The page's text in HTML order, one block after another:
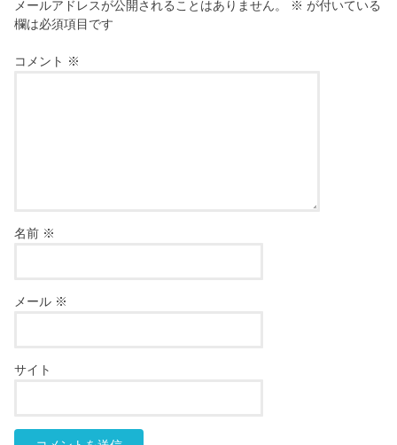
メールアドレスが公開されることはありません。 ※ が付いている
欄は必須項目です
コメント ※
名前 ※
メール ※
サイト